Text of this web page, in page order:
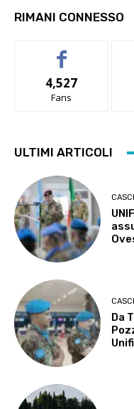
RIMANI CONNESSO
4,527
Fans
ULTIMI ARTICOLI
Da